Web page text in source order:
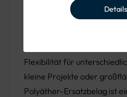
Flexibilität für
kleine Projekte oder
Polyäther-Ersatzbelag ist